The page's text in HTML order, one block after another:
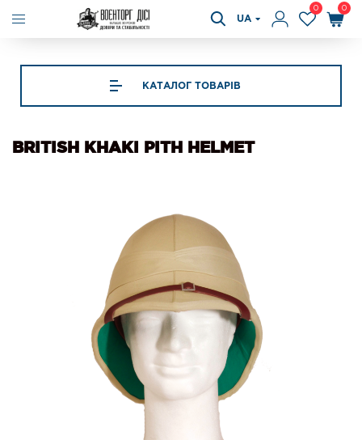
UA
0 0
КАТАЛОГ ТОВАРІВ
BRITISH KHAKI PITH HELMET